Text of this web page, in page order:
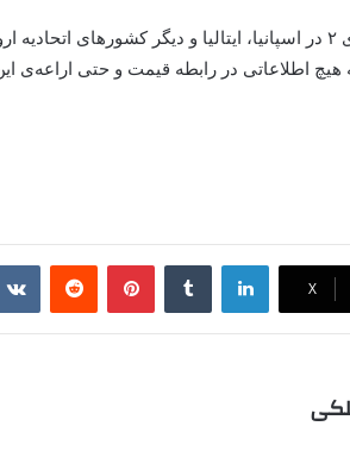
اطلاعاتی در رابطه قیمت و حتی اراعه‌ی
X